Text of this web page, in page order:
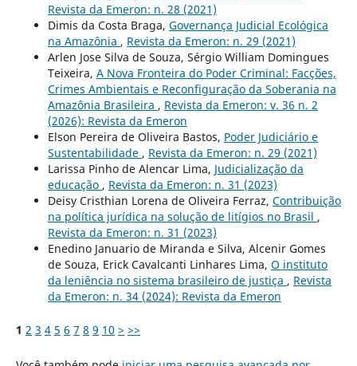
Revista da Emeron: n. 28 (2021)
Dimis da Costa Braga, Governança Judicial Ecológica
na Amazônia , Revista da Emeron: n. 29 (2021)
Arlen Jose Silva de Souza, Sérgio William Domingues
Teixeira, A Nova Fronteira do Poder Criminal: Facções,
Crimes Ambientais e Reconfiguração da Soberania na
Amazônia Brasileira , Revista da Emeron: v. 36 n. 2
(2026): Revista da Emeron
Elson Pereira de Oliveira Bastos, Poder Judiciário e
Sustentabilidade , Revista da Emeron: n. 29 (2021)
Larissa Pinho de Alencar Lima, Judicialização da
educação , Revista da Emeron: n. 31 (2023)
Deisy Cristhian Lorena de Oliveira Ferraz, Contribuição
na política jurídica na solução de litígios no Brasil ,
Revista da Emeron: n. 31 (2023)
Enedino Januario de Miranda e Silva, Alcenir Gomes
de Souza, Erick Cavalcanti Linhares Lima, O instituto
da leniência no sistema brasileiro de justiça , Revista
da Emeron: n. 34 (2024): Revista da Emeron
1 2 3 4 5 6 7 8 9 10 > >>